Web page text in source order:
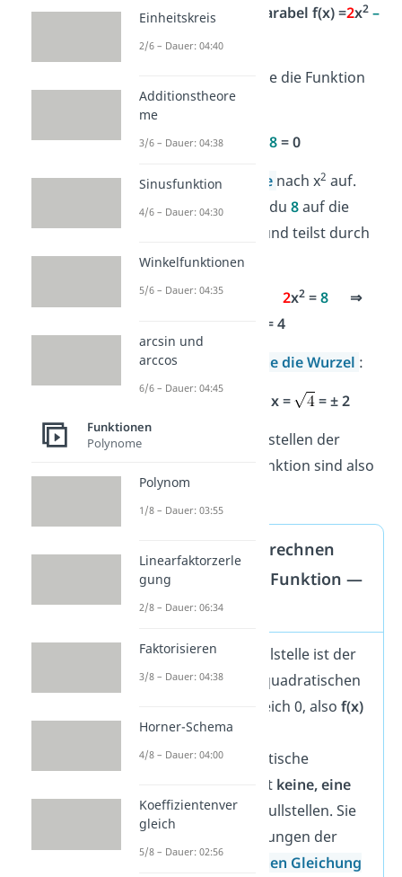
Nullstellen der Parabel f(x) =2x2 –
8
berechnen
: Setze die Funktion
gleich 0:
– 8= 0
Schritt 2
Löse nach x2 auf.
Dafür bringst du8auf die
andere Seite und teilst durch
2.
2x2 – 8= 0 ⇒2x2 =8
⇒
= 4
Schritt 3
Ziehe die Wurzel :
2 = 4 ⇒ x =
= ± 2
Deine beiden Nullstellen der
quadratischen Funktion sind also
x = -2
Nullstellen berechnen
quadratische Funktion —
kurz & knapp
An einer Nullstelle ist der
Wert einer quadratischen
Funktion gleich 0, also f(x)
= 0.
Eine quadratische
Funktion hat keine, eine
oder zwei
Nullstellen. Sie
sind die Lösungen der
quadratischen Gleichung
Einheitskreis
2/6 – Dauer: 04:40
Additionstheore
me
3/6 – Dauer: 04:38
Sinusfunktion
4/6 – Dauer: 04:30
Winkelfunktionen
5/6 – Dauer: 04:35
arcsin und
arccos
6/6 – Dauer: 04:45
Funktionen
Polynome
Polynom
1/8 – Dauer: 03:55
Linearfaktorzerle
gung
2/8 – Dauer: 06:34
Faktorisieren
3/8 – Dauer: 04:38
Horner-Schema
4/8 – Dauer: 04:00
Koeffizientenver
gleich
5/8 – Dauer: 02:56